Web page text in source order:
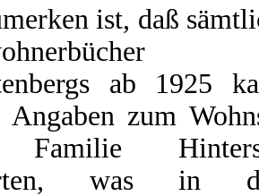
ist, daß
ab 1925
Angaben zum
was in